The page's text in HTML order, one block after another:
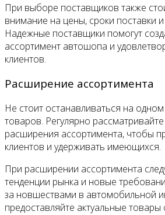
При выборе поставщиков также
внимание на цены, сроки поставки
Надежные поставщики помогут
ассортимент автошопа и
клиентов.
Расширение ассортимента
Не стоит останавливаться на
товаров. Регулярно
расширения ассортимента, чтобы
клиентов и удерживать имеющихся.
При расширении ассортимента
тенденции рынка и новые
за новшествами в автомобильной
предоставляйте актуальные